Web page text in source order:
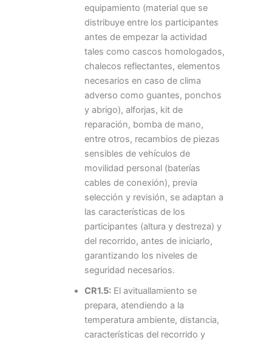
equipamiento (material que se
distribuye entre los participantes
antes de empezar la actividad
tales como cascos homologados,
chalecos reflectantes, elementos
necesarios en caso de clima
adverso como guantes, ponchos
y abrigo), alforjas, kit de
reparación, bomba de mano,
entre otros, recambios de piezas
sensibles de vehículos de
movilidad personal (baterías
cables de conexión), previa
selección y revisión, se adaptan a
las características de los
participantes (altura y destreza) y
del recorrido, antes de iniciarlo,
garantizando los niveles de
seguridad necesarios.
CR1.5:El avituallamiento se
prepara, atendiendo a la
temperatura ambiente, distancia,
características del recorrido y